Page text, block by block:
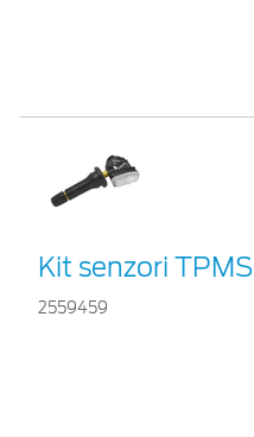
Kit senzori TPMS
2559459